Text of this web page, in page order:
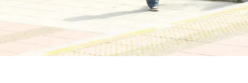
Malatya
Manisa